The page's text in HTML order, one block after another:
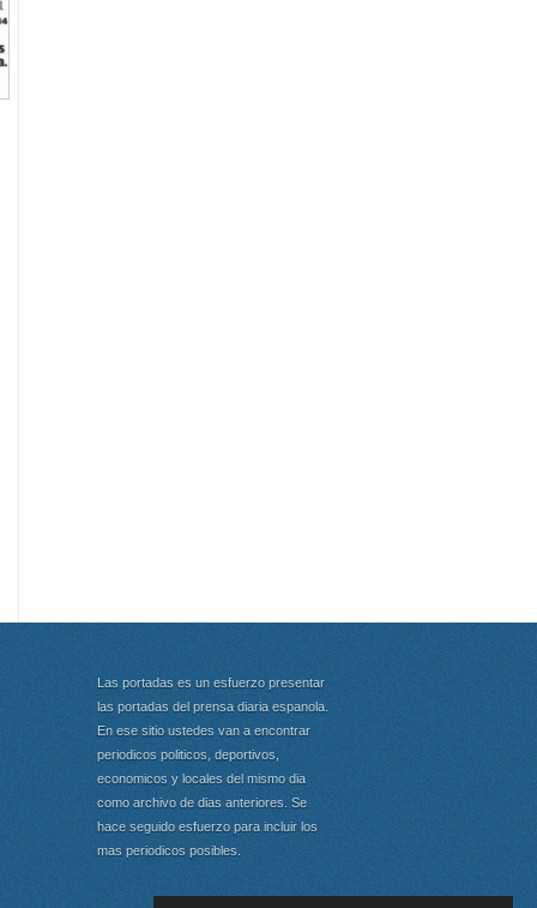
Las portadas es un esfuerzo presentar
las portadas del prensa diaria espanola.
En ese sitio ustedes van a encontrar
periodicos politicos, deportivos,
economicos y locales del mismo dia
como archivo de dias anteriores. Se
hace seguido esfuerzo para incluir los
mas periodicos posibles.